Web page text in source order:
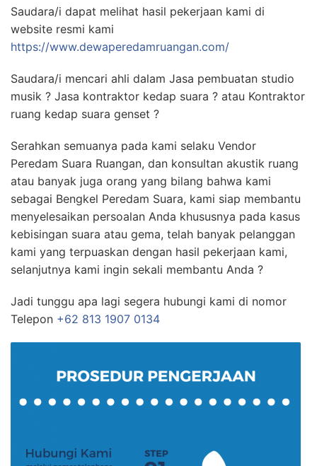
Saudara/i dapat melihat hasil pekerjaan kami di
website resmi kami
https://www.dewaperedamruangan.com/
Saudara/i mencari ahli dalam Jasa pembuatan studio
musik ? Jasa kontraktor kedap suara ? atau Kontraktor
ruang kedap suara genset ?
Serahkan semuanya pada kami selaku Vendor
Peredam Suara Ruangan, dan konsultan akustik ruang
atau banyak juga orang yang bilang bahwa kami
sebagai Bengkel Peredam Suara, kami siap membantu
menyelesaikan persoalan Anda khususnya pada kasus
kebisingan suara atau gema, telah banyak pelanggan
kami yang terpuaskan dengan hasil pekerjaan kami,
selanjutnya kami ingin sekali membantu Anda ?
Jadi tunggu apa lagi segera hubungi kami di nomor
Telepon +62 813 1907 0134